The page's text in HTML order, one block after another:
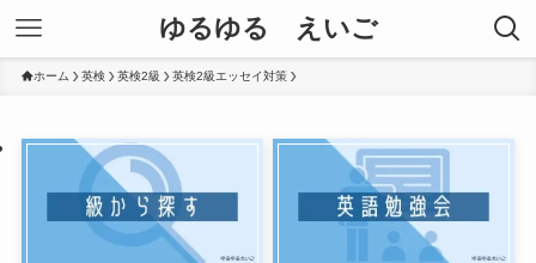
ゆるゆる えいご
ホーム 英検 英検2級 英検2級エッセイ対策